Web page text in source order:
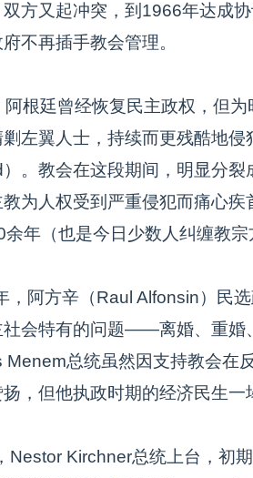
方又起冲突，到1966年达成
不再插手教会管理。
根廷曾经恢复民主政权，但
左翼人士，持续而更残酷地
。教会在这段期间，明显分
为人权受到严重侵犯而痛心
年（也是今日少数人纠缠教宗
阿方辛（Raul Alfonsin）民
社会特有的问题——离婚、重婚
Menem总统虽然因支持教会在
，但他执政时期的经济民生一
Kirchner总统上台，初